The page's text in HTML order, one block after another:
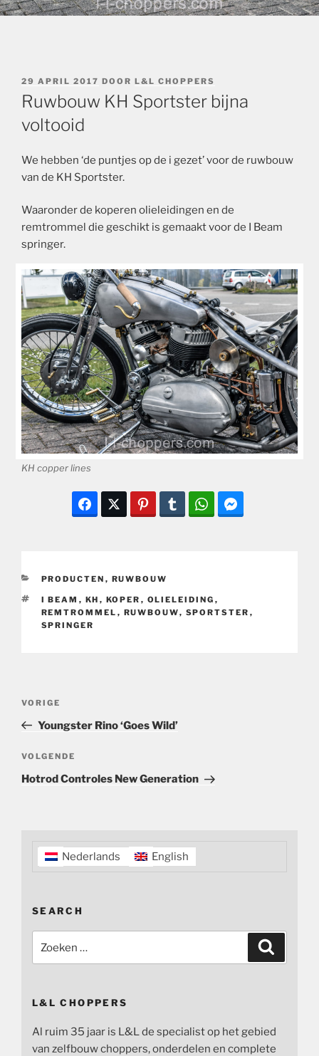
GEPLAATST
OP
29 APRIL 2017 DOOR L&L CHOPPERS
Ruwbouw KH Sportster bijna
voltooid
We hebben ‘de puntjes op de i gezet’ voor de ruwbouw
van de KH Sportster.
Waaronder de koperen olieleidingen en de
remtrommel die geschikt is gemaakt voor de I Beam
springer.
KH copper lines
CATEGORIEËN
PRODUCTEN , RUWBOUW
TAGS
I BEAM , KH , KOPER , OLIELEIDING ,
REMTROMMEL , RUWBOUW, SPORTSTER ,
SPRINGER
Vorig
bericht
VORIGE
Youngster Rino ‘Goes Wild’
Volgend
bericht
VOLGENDE
Hotrod Controles New Generation
Nederlands English
SEARCH
naar:
L&L CHOPPERS
Al ruim 35 jaar is L&L de specialist op het gebied
van zelfbouw choppers, onderdelen en complete